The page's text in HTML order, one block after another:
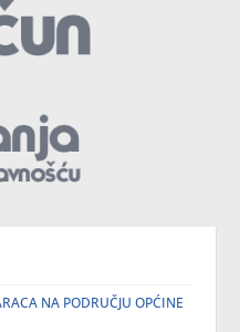
NA PODRUČJU OPĆINE